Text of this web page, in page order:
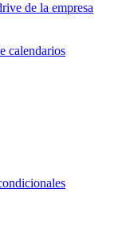
de la empresa
calendarios